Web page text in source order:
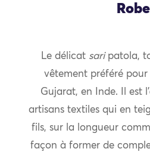
Robe
Le délicat saripatola,
vêtement préféré pour
Gujarat, en Inde. Il est
artisans textiles qui en
fils, sur la longueur
façon à former de